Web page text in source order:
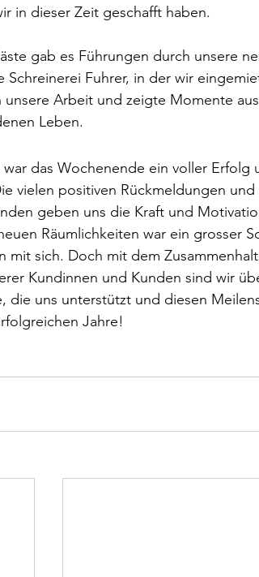
in dieser Zeit geschafft haben.
gab es Führungen durch unsere
Schreinerei Fuhrer, in der wir
Arbeit und zeigte Momente
Leben.
war das Wochenende ein voller
vielen positiven Rückmeldungen
geben uns die Kraft und
Räumlichkeiten war ein grosser
mit sich. Doch mit dem
Kundinnen und Kunden sind wir
die uns unterstützt und diesen
Jahre!